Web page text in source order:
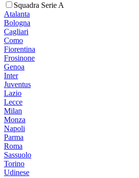
Squadra Serie A
Atalanta
Bologna
Cagliari
Como
Fiorentina
Frosinone
Genoa
Inter
Juventus
Lazio
Lecce
Milan
Monza
Napoli
Parma
Roma
Sassuolo
Torino
Udinese